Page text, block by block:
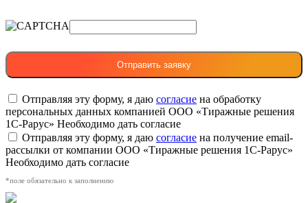
Отправляя эту форму, я даю согласие на обработку
персональных данных компанией ООО «Тиражные решения
1С-Рарус» Необходимо дать согласие
Отправляя эту форму, я даю согласие на получение email-
рассылки от компании ООО «Тиражные решения 1С-Рарус»
Необходимо дать согласие
*поле обязательно к заполнению